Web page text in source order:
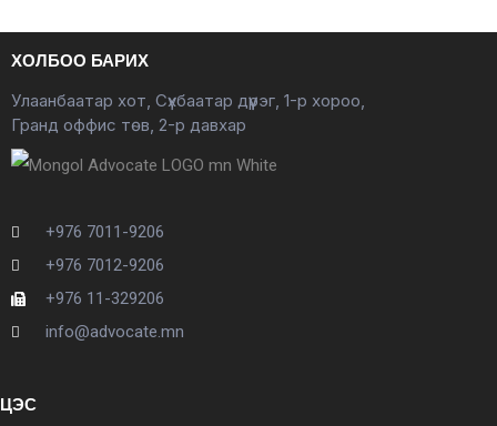
ХОЛБОО БАРИХ
Улаанбаатар хот, Сүхбаатар дүүрэг, 1-р хороо,
Гранд оффис төв, 2-р давхар
+976 7011-9206
+976 7012-9206
+976 11-329206
info@advocate.mn
ЦЭС